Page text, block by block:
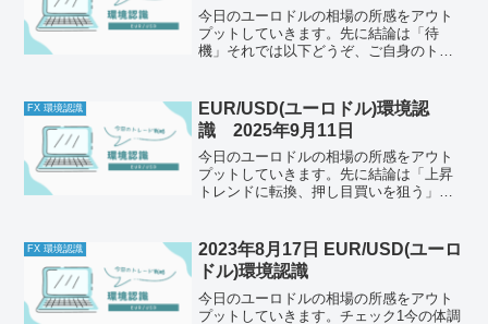
今日のユーロドルの相場の所感をアウト
プットしていきます。先に結論は「待
機」それでは以下どうぞ、ご自身のトレ
調がいいです。急に気温が低くなりまし
たが、重ね着のみでなんとか...
FX 環境認識
EUR/USD(ユーロドル)環境認
識 2025年9月11日
今日のユーロドルの相場の所感をアウト
プットしていきます。先に結論は「上昇
トレンドに転換、押し目買いを狙う」そ
い。今日の体調はどうか今日もとくに懸
念点はなし。メンタルは安...
FX 環境認識
2023年8月17日 EUR/USD(ユーロ
ドル)環境認識
今日のユーロドルの相場の所感をアウト
プットしていきます。チェック1今の体調